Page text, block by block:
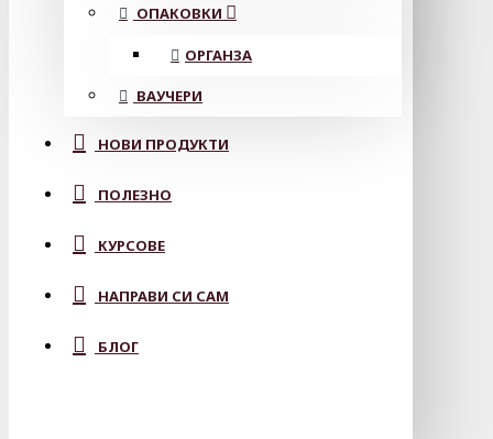
ОПАКОВКИ
ОРГАНЗА
ВАУЧЕРИ
НОВИ ПРОДУКТИ
ПОЛЕЗНО
КУРСОВЕ
НАПРАВИ СИ САМ
БЛОГ